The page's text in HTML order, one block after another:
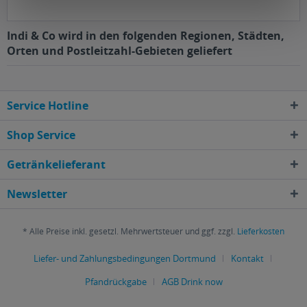
Indi & Co wird in den folgenden Regionen, Städten,
Orten und Postleitzahl-Gebieten geliefert
Service Hotline
Shop Service
Getränkelieferant
Newsletter
* Alle Preise inkl. gesetzl. Mehrwertsteuer und ggf. zzgl. Lieferkosten
Liefer- und Zahlungsbedingungen Dortmund
Kontakt
Pfandrückgabe
AGB Drink now